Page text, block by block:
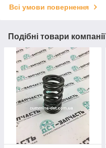
Всі умови повернення
Подібні товари компанії